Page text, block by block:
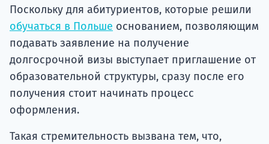
Поскольку для абитуриентов, которые решили
обучаться в Польше основанием, позволяющим
подавать заявление на получение
долгосрочной визы выступает приглашение от
образовательной структуры, сразу после его
получения стоит начинать процесс
оформления.
Такая стремительность вызвана тем, что,